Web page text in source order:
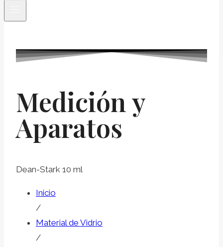
Medición y
Aparatos
Dean-Stark 10 ml
Inicio
/
Material de Vidrio
/